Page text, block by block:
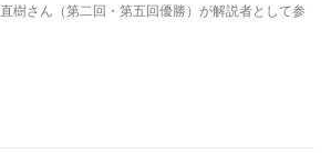
樹さん（第二回・第五回優勝）が解説者として参